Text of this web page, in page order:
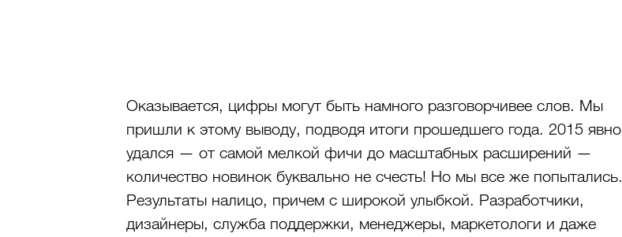
Оказывается, цифры могут быть намного разговорчивее слов. Мы
пришли к этому выводу, подводя итоги прошедшего года. 2015 явно
удался — от самой мелкой фичи до масштабных расширений —
количество новинок буквально не счесть! Но мы все же попытались.
Результаты налицо, причем с широкой улыбкой. Разработчики,
дизайнеры, служба поддержки, менеджеры, маркетологи и даже